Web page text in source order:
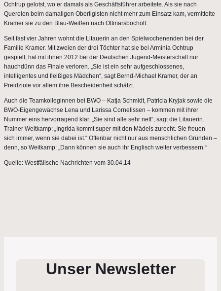
Ochtrup gelotst, wo er damals als Geschäftsführer arbeitete. Als sie nach
Querelen beim damaligen Oberligisten nicht mehr zum Einsatz kam, vermittelte
Kramer sie zu den Blau-Weißen nach Ottmarsbocholt.
Seit fast vier Jahren wohnt die Litauerin an den Spielwochenenden bei der
Familie Kramer. Mit zweien der drei Töchter hat sie bei Arminia Ochtrup
gespielt, hat mit ihnen 2012 bei der Deutschen Jugend-Meisterschaft nur
hauchdünn das Finale verloren. „Sie ist ein sehr aufgeschlossenes,
intelligentes und fleißiges Mädchen“, sagt Bernd-Michael Kramer, der an
Preidziute vor allem ihre Bescheidenheit schätzt.
Auch die Teamkolleginnen bei BWO – Katja Schmidt, Patricia Kryjak sowie die
BWO-Eigengewächse Lena und Larissa Cornelissen – kommen mit ihrer
Nummer eins hervorragend klar. „Sie sind alle sehr nett“, sagt die Litauerin.
Trainer Weitkamp: „Ingrida kommt super mit den Mädels zurecht. Sie freuen
sich immer, wenn sie dabei ist.“ Offenbar nicht nur aus menschlichen Gründen –
denn, so Weitkamp: „Dann können sie auch ihr Englisch weiter verbessern.“
Quelle: Westfälische Nachrichten vom 30.04.14
Unser Newsletter